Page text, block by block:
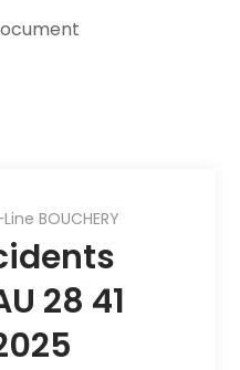
BOUCHERY
28 41